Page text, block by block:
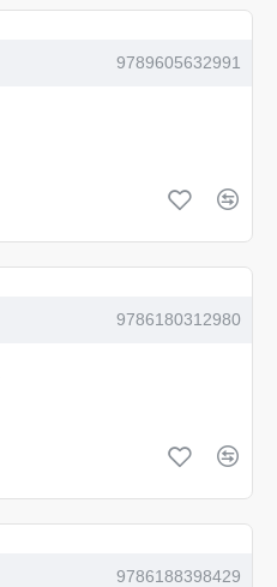
9789605632991
9786180312980
9786188398429